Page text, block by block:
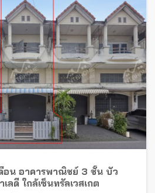
อน อาคารพาณิชย์ 3 ชั้น บัว
ดี ใกล้เซ็นทรัลเวสเกต